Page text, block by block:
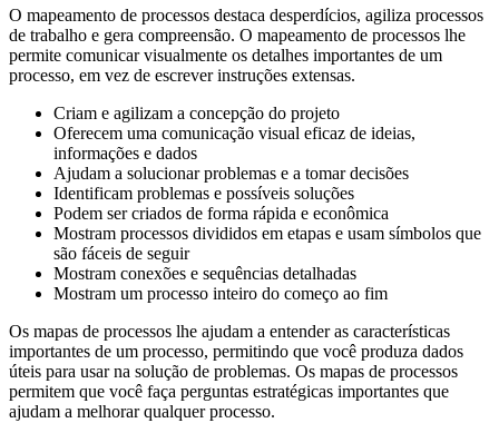
O mapeamento de processos destaca desperdícios, agiliza processos
de trabalho e gera compreensão. O mapeamento de processos lhe
permite comunicar visualmente os detalhes importantes de um
processo, em vez de escrever instruções extensas.
Criam e agilizam a concepção do projeto
Oferecem uma comunicação visual eficaz de ideias,
informações e dados
Ajudam a solucionar problemas e a tomar decisões
Identificam problemas e possíveis soluções
Podem ser criados de forma rápida e econômica
Mostram processos divididos em etapas e usam símbolos que
são fáceis de seguir
Mostram conexões e sequências detalhadas
Mostram um processo inteiro do começo ao fim
Os mapas de processos lhe ajudam a entender as características
importantes de um processo, permitindo que você produza dados
úteis para usar na solução de problemas. Os mapas de processos
permitem que você faça perguntas estratégicas importantes que
ajudam a melhorar qualquer processo.